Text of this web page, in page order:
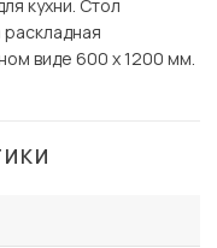
кухни. Стол
виде 600 х 1200 мм.